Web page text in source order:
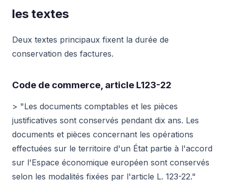
les textes
Deux textes principaux fixent la durée de
conservation des factures.
Code de commerce, article L123-22
> "Les documents comptables et les pièces
justificatives sont conservés pendant dix ans. Les
documents et pièces concernant les opérations
effectuées sur le territoire d'un État partie à l'accord
sur l'Espace économique européen sont conservés
selon les modalités fixées par l'article L. 123-22."